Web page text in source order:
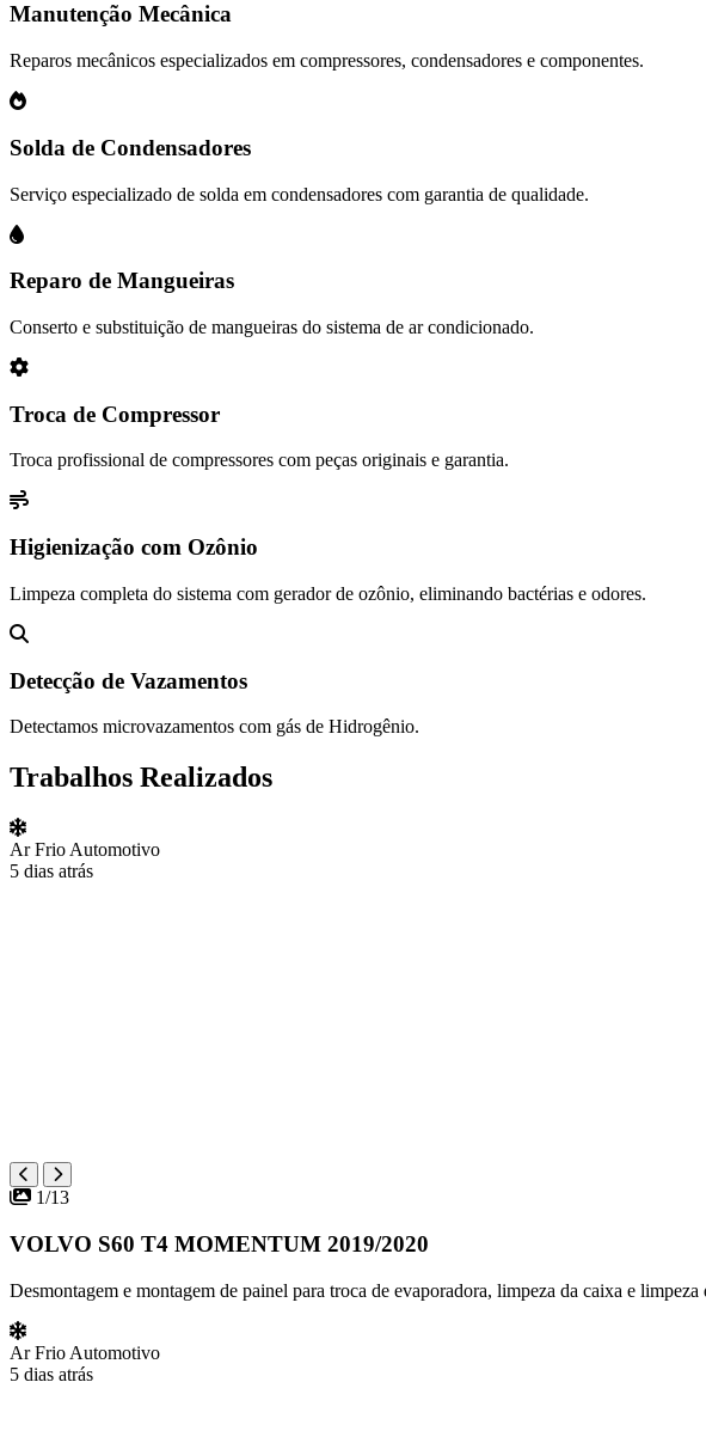
Manutenção Mecânica
Reparos mecânicos especializados em compressores, condensadores e componentes.
Solda de Condensadores
Serviço especializado de solda em condensadores com garantia de qualidade.
Reparo de Mangueiras
Conserto e substituição de mangueiras do sistema de ar condicionado.
Troca de Compressor
Troca profissional de compressores com peças originais e garantia.
Higienização com Ozônio
Limpeza completa do sistema com gerador de ozônio, eliminando bactérias e odores.
Detecção de Vazamentos
Detectamos microvazamentos com gás de Hidrogênio.
Trabalhos Realizados
Ar Frio Automotivo
5 dias atrás
1/13
VOLVO S60 T4 MOMENTUM 2019/2020
Desmontagem e montagem de painel para troca de evaporadora, limpeza da caixa e
Ar Frio Automotivo
5 dias atrás